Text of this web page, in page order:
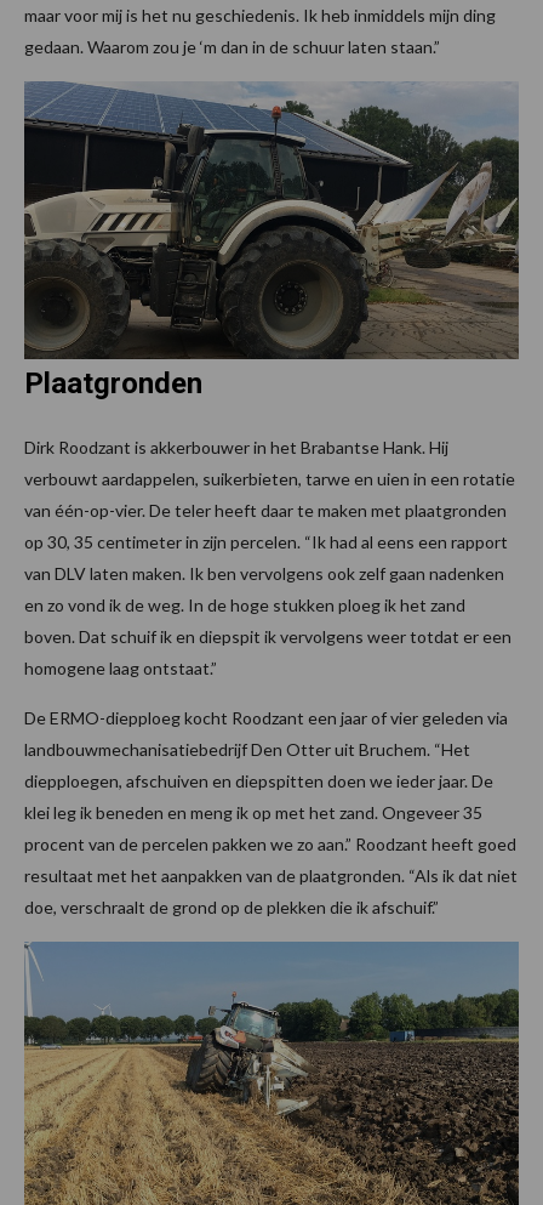
maar voor mij is het nu geschiedenis. Ik heb inmiddels mijn ding
gedaan. Waarom zou je ‘m dan in de schuur laten staan.”
Plaatgronden
Dirk Roodzant is akkerbouwer in het Brabantse Hank. Hij
verbouwt aardappelen, suikerbieten, tarwe en uien in een rotatie
van één-op-vier. De teler heeft daar te maken met plaatgronden
op 30, 35 centimeter in zijn percelen. “Ik had al eens een rapport
van DLV laten maken. Ik ben vervolgens ook zelf gaan nadenken
en zo vond ik de weg. In de hoge stukken ploeg ik het zand
boven. Dat schuif ik en diepspit ik vervolgens weer totdat er een
homogene laag ontstaat.”
De ERMO-diepploeg kocht Roodzant een jaar of vier geleden via
landbouwmechanisatiebedrijf Den Otter uit Bruchem. “Het
diepploegen, afschuiven en diepspitten doen we ieder jaar. De
klei leg ik beneden en meng ik op met het zand. Ongeveer 35
procent van de percelen pakken we zo aan.” Roodzant heeft goed
resultaat met het aanpakken van de plaatgronden. “Als ik dat niet
doe, verschraalt de grond op de plekken die ik afschuif.”